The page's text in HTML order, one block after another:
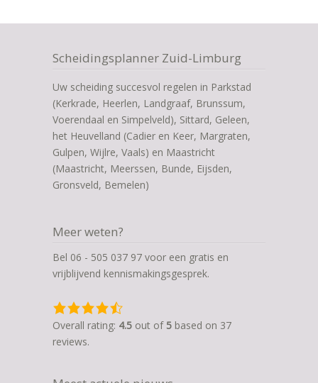
Scheidingsplanner Zuid-Limburg
Uw scheiding succesvol regelen in Parkstad
(Kerkrade, Heerlen, Landgraaf, Brunssum,
Voerendaal en Simpelveld), Sittard, Geleen,
het Heuvelland (Cadier en Keer, Margraten,
Gulpen, Wijlre, Vaals) en Maastricht
(Maastricht, Meerssen, Bunde, Eijsden,
Gronsveld, Bemelen)
Meer weten?
Bel 06 - 505 037 97 voor een gratis en
vrijblijvend kennismakingsgesprek.
4,5
rating
based
Overall rating: 4.5 out of 5 based on 37
reviews.